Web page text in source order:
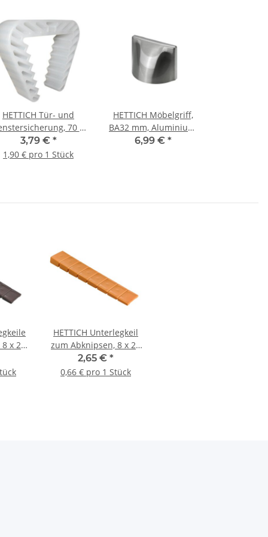
HETTICH Tür- und
70 x
x 22 mm, Kunststoff,
2 Stück
3,79 € *
1,90 € pro 1 Stück
HETTICH Möbelgriff,
BA32 mm, Aluminium,
Edelstahl-Optik,
6,99 € *
x 20
HETTICH Unterlegkeil
zum Abknipsen, 8 x 20
x 100 mm, Kunststoff,
hellbraun, 4 Stück
2,65 € *
0,66 € pro 1 Stück